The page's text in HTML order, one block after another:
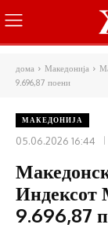
дома Македонија
9.696,87 поени
МАКЕДОНИЈА
05.06.2026 16:44
Индексот
9.696,87